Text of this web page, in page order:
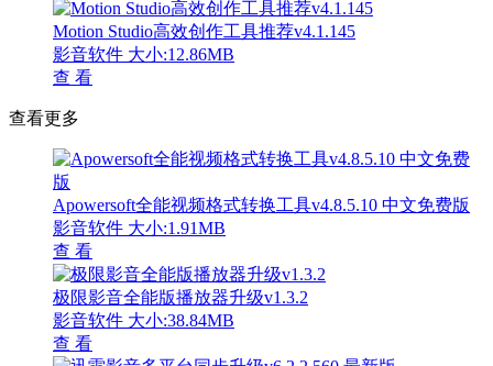
Motion Studio高效创作工具推荐v4.1.145
影音软件 大小:12.86MB
查 看
查看更多
Apowersoft全能视频格式转换工具v4.8.5.10 中文免费版
影音软件 大小:1.91MB
查 看
极限影音全能版播放器升级v1.3.2
影音软件 大小:38.84MB
查 看